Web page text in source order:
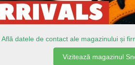
Află datele de contact ale magazinului și
Vizitează magazinul